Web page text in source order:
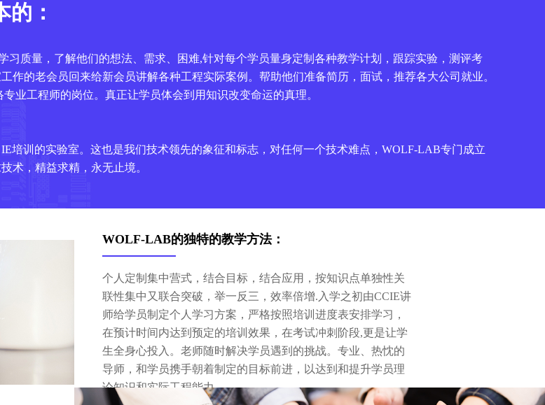
：
习质量，了解他们的想法、需求、困难,针对每个学员量身定制各种教学计划，跟踪实验，测评考
的老会员回来给新会员讲解各种工程实际案例。帮助他们准备简历，面试，推荐各大公司就业。
业工程师的岗位。真正让学员体会到用知识改变命运的真理。
培训的实验室。这也是我们技术领先的象征和标志，对任何一个技术难点，WOLF-LAB专门成立
术，精益求精，永无止境。
WOLF-LAB的独特的教学方法：
个人定制集中营式，结合目标，结合应用，按知识点单独性关
联性集中又联合突破，举一反三，效率倍增.入学之初由CCIE讲
师给学员制定个人学习方案，严格按照培训进度表安排学习，
在预计时间内达到预定的培训效果，在考试冲刺阶段,更是让学
生全身心投入。老师随时解决学员遇到的挑战。专业、热忱的
导师，和学员携手朝着制定的目标前进，以达到和提升学员理
论知识和实际工程能力。